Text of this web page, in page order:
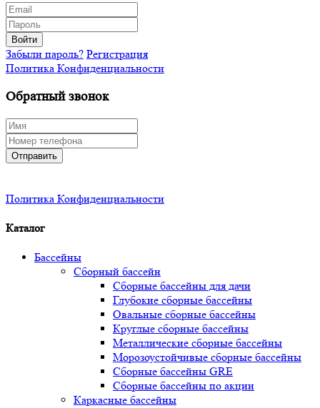
Войти
Забыли пароль? Регистрация
Политика Конфиденциальности
Обратный звонок
Отправить
Политика Конфиденциальности
Каталог
Бассейны
Сборный бассейн
Сборные бассейны для дачи
Глубокие сборные бассейны
Овальные сборные бассейны
Круглые сборные бассейны
Металлические сборные бассейны
Морозоустойчивые сборные бассейны
Сборные бассейны GRE
Сборные бассейны по акции
Каркасные бассейны